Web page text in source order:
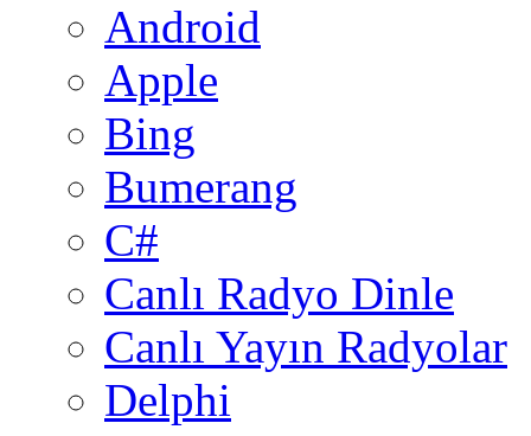
Android
Apple
Bing
Bumerang
C#
Canlı Radyo Dinle
Canlı Yayın Radyolar
Delphi